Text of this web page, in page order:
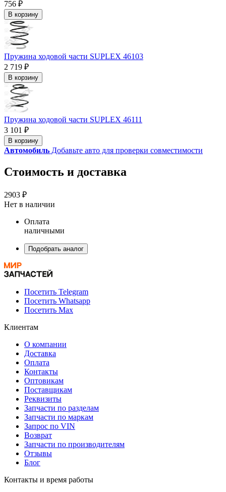
756 ₽
В корзину
Пружина ходовой части SUPLEX 46103
2 719 ₽
В корзину
Пружина ходовой части SUPLEX 46111
3 101 ₽
В корзину
Автомобиль Добавьте авто для проверки совместимости
Стоимость и доставка
2903 ₽
Нет в наличии
Оплата
наличными
Подобрать аналог
Посетить Telegram
Посетить Whatsapp
Посетить Max
Клиентам
О компании
Доставка
Оплата
Контакты
Оптовикам
Поставщикам
Реквизиты
Запчасти по разделам
Запчасти по маркам
Запрос по VIN
Возврат
Запчасти по производителям
Отзывы
Блог
Контакты и время работы